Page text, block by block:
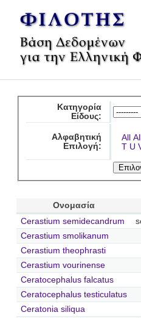
Κατηγορία
Είδους:
Αλφαβητική
Επιλογή:
All
T U
Ονομασία
Cerastium semidecandrum
Cerastium smolikanum
Cerastium theophrasti
Cerastium vourinense
Ceratocephalus falcatus
Ceratocephalus testiculatus
Ceratonia siliqua